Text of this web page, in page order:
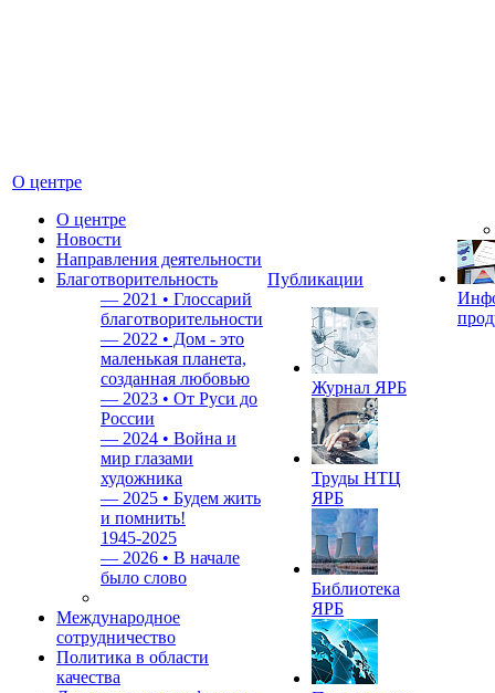
О центре
О центре
Новости
Направления деятельности
Благотворительность
— 2021 • Глоссарий
благотворительности
— 2022 • Дом - это
маленькая планета,
созданная любовью
— 2023 • От Руси до
России
— 2024 • Война и
мир глазами
художника
— 2025 • Будем жить
и помнить!
1945-2025
— 2026 • В начале
было слово
Международное
сотрудничество
Политика в области
качества
Публикации
Журнал ЯРБ
Труды НТЦ
ЯРБ
Библиотека
ЯРБ